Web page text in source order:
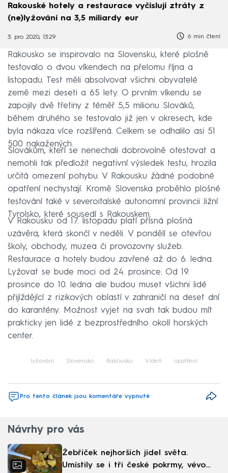
Rakouské hotely a restaurace vyčíslují ztráty z
(ne)lyžování na 3,5 miliardy eur
3. pro 2020, 13:29 6 min čtení
Rakousko se inspirovalo na Slovensku, které plošně
testovalo o dvou víkendech na přelomu října a
listopadu. Test měli absolvovat všichni obyvatelé
země mezi deseti a 65 lety. O prvním víkendu se
zapojily dvě třetiny z téměř 5,5 milionu Slováků,
během druhého se testovalo již jen v okresech, kde
byla nákaza více rozšířená. Celkem se odhalilo asi 51
500 nakažených.
Slovákům, kteří se nenechali dobrovolně otestovat a
nemohli tak předložit negativní výsledek testu, hrozila
určitá omezení pohybu. V Rakousku žádné podobné
opatření nechystají. Kromě Slovenska proběhlo plošné
testování také v severoitalské autonomní provincii Jižní
Tyrolsko, které sousedí s Rakouskem.
V Rakousku od 17. listopadu platí přísná plošná
uzávěra, která skončí v neděli. V pondělí se otevřou
školy, obchody, muzea či provozovny služeb.
Restaurace a hotely budou zavřené až do 6. ledna.
Lyžovat se bude moci od 24. prosince. Od 19.
prosince do 10. ledna ale budou muset všichni lidé
přijíždějící z rizikových oblastí v zahraničí na deset dní
do karantény. Možnost vyjet na svah tak budou mít
prakticky jen lidé z bezprostředního okolí horských
center.
lyžování Slovensko Rakousko Vídeň opatření
Pro tento článek jsou komentáře vypnuté
Návrhy pro vás
Žebříček nejhorších jídel světa.
Umístily se i tři české pokrmy, vévodí